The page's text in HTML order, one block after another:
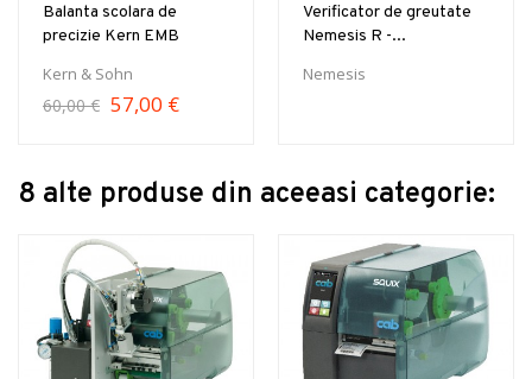
Balanta scolara de
precizie Kern EMB
Kern & Sohn
60,00 € 57,00 €
Verificator de greutate
Nemesis R -...
Nemesis
8 alte produse din aceeasi categorie: